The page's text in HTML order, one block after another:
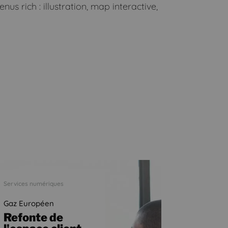
rich : illustration, map interactive,
Services numériques
Gaz Européen
Refonte de